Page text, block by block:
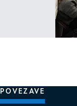
POVEZAVE